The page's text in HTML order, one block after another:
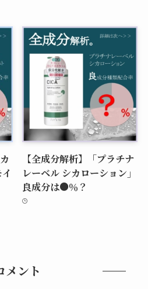
【全成分解析】「プラチナ
レーベル シカローション」
良成分は●％？
メント